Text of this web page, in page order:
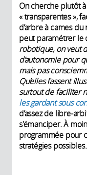
On cherche plutôt
« transparentes »,
d’arbre à cames
peut paramétrer le
robotique, on veut
d’autonomie pour
mais pas
Qu’elles fassent
surtout de faciliter
les gardant sous
d’assez de libre-
s'émanciper. À
programmée pour
stratégies